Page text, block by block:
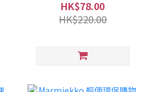
10支)(9月上旬)
HK$78.00
HK$220.00